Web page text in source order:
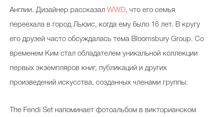
Англии. Дизайнер рассказал WWD, что его семья
переехала в город Льюис, когда ему было 16 лет. В кругу
его друзей часто обсуждалась тема Bloomsbury Group. Со
временем Ким стал обладателем уникальной коллекции
первых экземпляров книг, публикаций и других
произведений искусства, созданных членами группы.
The Fendi Set напоминает фотоальбом в викторианском